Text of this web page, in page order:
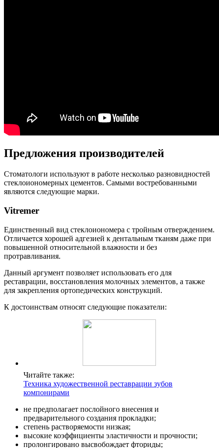
Предложения производителей
Стоматологи используют в работе несколько разновидностей
стеклоиономерных цементов. Самыми востребованными
являются следующие марки.
Vitremer
Единственный вид стеклоиономера с тройным отверждением.
Отличается хорошей адгезией к дентальным тканям даже при
повышенной относительной влажности и без
протравливания.
Данный аргумент позволяет использовать его для
реставрации, восстановления молочных элементов, а также
для закрепления ортопедических конструкций.
К достоинствам относят следующие показатели:
Читайте также:
Техника художественной реставрации зубов
компонирами
не предполагает послойного внесения и
предварительного создания прокладки;
степень растворяемости низкая;
высокие коэффициенты эластичности и прочности;
пролонгировано высвобождает фториды;